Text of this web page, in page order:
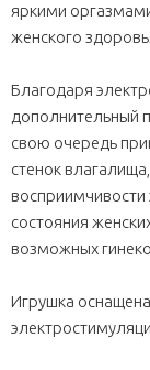
яркими
женского
Благодаря
дополнительный
свою очередь
стенок
состояния
возможных
Игрушка